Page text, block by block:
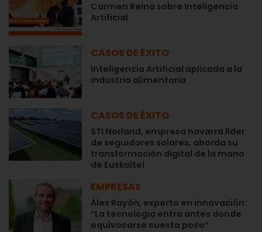
Carmen Reina sobre Inteligencia
Artificial
CASOS DE ÉXITO
Inteligencia Artificial aplicada a la
industria alimentaria
CASOS DE ÉXITO
STI Norland, empresa navarra líder
de seguidores solares, aborda su
transformación digital de la mano
de Euskaltel
EMPRESAS
Álex Rayón, experto en innovación:
“La tecnología entra antes donde
equivocarse cuesta poco”